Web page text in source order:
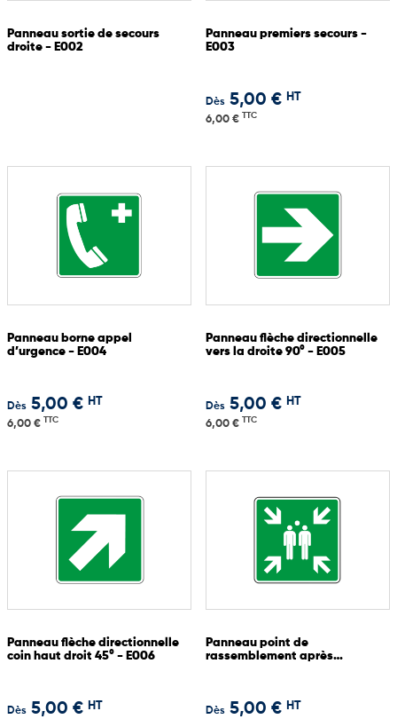
Panneau sortie de secours
droite - E002
Panneau premiers secours -
E003
Dès 5,00 € HT
6,00 € TTC
Panneau borne appel
d’urgence - E004
Dès 5,00 € HT
6,00 € TTC
Panneau flèche directionnelle
vers la droite 90° - E005
Dès 5,00 € HT
6,00 € TTC
Panneau flèche directionnelle
coin haut droit 45° - E006
Dès 5,00 € HT
Panneau point de
rassemblement après
Dès 5,00 € HT